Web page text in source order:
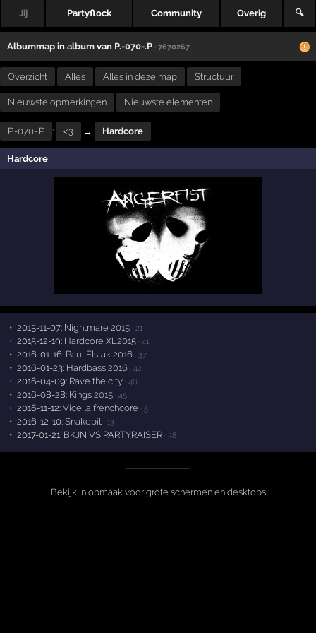
Jij Partyflock Community Overig 🔍
Albummap inalbum van P.-070-.P · 7670267
Overzicht Alles Alles in deze map Structuur
Nieuwste opmerkingen Nieuwste elementen
P.-070-.P : <3 → Hardcore
Hardcore
2015-11-07: Nightmare 2015 · 21
2015-12-19: Hardcore XL2015 · 41
2016-01-16: Paul Elstak 2016 · 37
2016-01-23: Hardbass 2016 · 42
2016-04-09: Rave the city · 46
2016-08-28: Kings 2015 · 45
2016-11-12: Vice la frenchcore · 5
2016-12-10: Snakepit · 13
2017-01-21: BKJN VS PARTYRAISER · 38
Bekijk in opmaak voor grote schermen en desktops